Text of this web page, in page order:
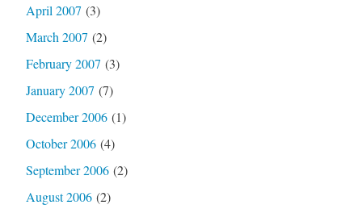
April 2007 (3)
March 2007 (2)
February 2007 (3)
January 2007 (7)
December 2006(1)
October 2006(4)
September 2006(2)
August 2006(2)